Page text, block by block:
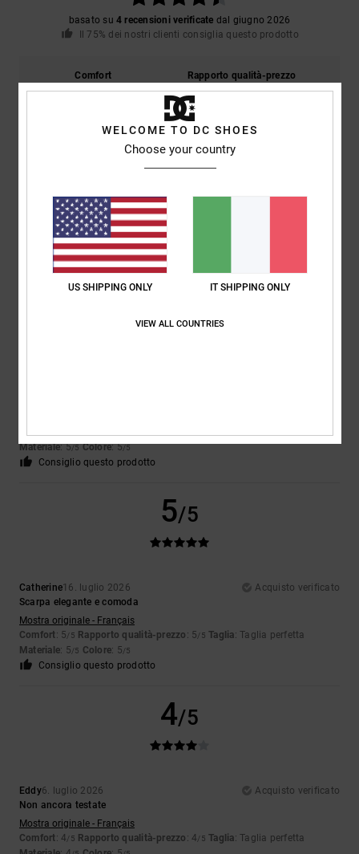
basato su4 recensioni verificate dal giugno 2026
Il 75% dei nostri clienti consiglia questo prodotto
Comfort
4.8
Rapporto qualità-prezzo
4.8
Colore
Materiale: 5/5 Colore: 5/5
Consiglio questo prodotto
5/5
Catherine16. luglio 2026
Acquisto verificato
Scarpa elegante e comoda
Mostra originale - Français
Comfort: 5/5 Rapporto qualità-prezzo : 5/5 Taglia: Taglia perfetta
Materiale: 5/5 Colore: 5/5
Consiglio questo prodotto
4/5
Eddy6. luglio 2026
Acquisto verificato
Non ancora testate
Mostra originale - Français
Comfort: 4/5 Rapporto qualità-prezzo : 4/5 Taglia: Taglia perfetta
WELCOME TO DC SHOES
Choose your country
US SHIPPING ONLY IT SHIPPING ONLY
VIEW ALL COUNTRIES